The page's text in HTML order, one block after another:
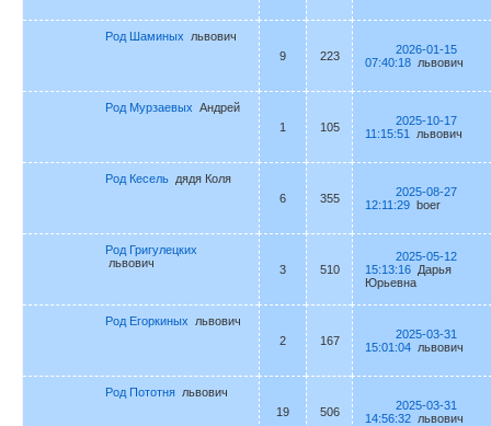
Род Шаминых
львович
9
223
2026-01-15
07:40:18 львович
Род Мурзаевых Андрей
1
105
2025-10-17
11:15:51
львович
Род Кесель дядя Коля
6
355
2025-08-27
12:11:29 boer
Род Григулецких
львович
3 510
2025-05-12
15:13:16 Дарья
Юрьевна
Род Егоркиных
львович
2
167
2025-03-31
15:01:04 львович
Род Пототня львович
19
506
2025-03-31
14:56:32 львович